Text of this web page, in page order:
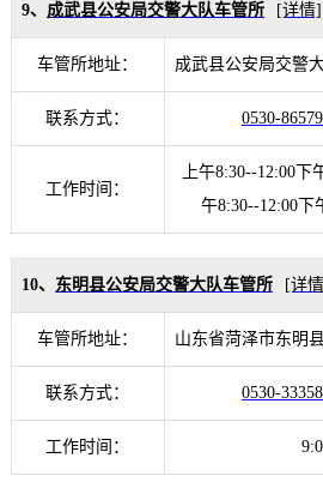
9、 成武县公安局交警大队车管所 [详情]
车管所地址： 成武县公安局交警
联系方式： 0530-
工作时间：
上午8:30--12:00
午8:30--12:00下
10、 东明县公安局交警大队车管所 [详
车管所地址： 山东省菏泽市东明
联系方式： 0530-
工作时间：